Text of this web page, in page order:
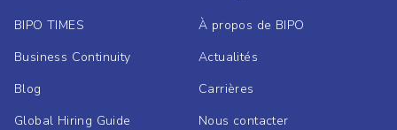
BIPO TIMES
Business Continuity
Blog
Global Hiring Guide
À propos de BIPO
Actualités
Carrières
Nous contacter